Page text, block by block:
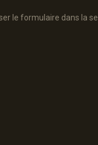
le formulaire dans la